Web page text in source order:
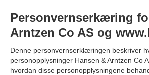
Personvernserkæring
Arntzen Co AS og
Denne personvernserklæringen beskriver
personopplysninger Hansen & Arntzen Co
hvordan disse personopplysningene